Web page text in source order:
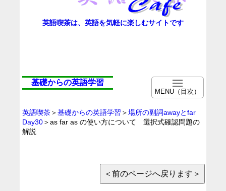
英語喫茶は、英語を気軽に楽しむサイトです
基礎からの英語学習
MENU（目次）
英語喫茶＞基礎からの英語学習 ＞場所の副詞awayとfar
Day30＞as far as の使い方について 選択式確認問題の
解説